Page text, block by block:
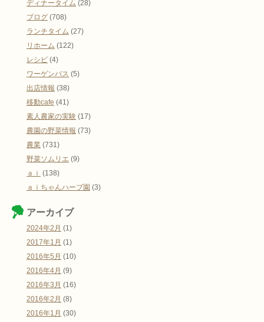
ディナータイム (28)
ブログ (708)
ランチタイム (27)
リホーム (122)
レシピ (4)
ワーゲンバス (5)
出店情報 (38)
移動cafe (41)
素人農家の実験 (17)
農園の野菜情報 (73)
農業 (731)
野菜ソムリエ (9)
ａｉ (138)
ａｉちゃんハーブ園 (3)
アーカイブ
2024年2月 (1)
2017年1月 (1)
2016年5月 (10)
2016年4月 (9)
2016年3月 (16)
2016年2月 (8)
2016年1月 (30)